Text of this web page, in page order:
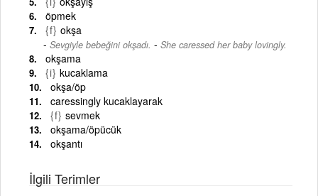
öpmek
{f} okşa
Sevgiyle bebeğini okşadı. - She caressed her baby lovingly.
okşama
{i} kucaklama
okşa/öp
caressingly kucaklayarak
{f} sevmek
okşama/öpücük
okşantı
İlgili Terimler